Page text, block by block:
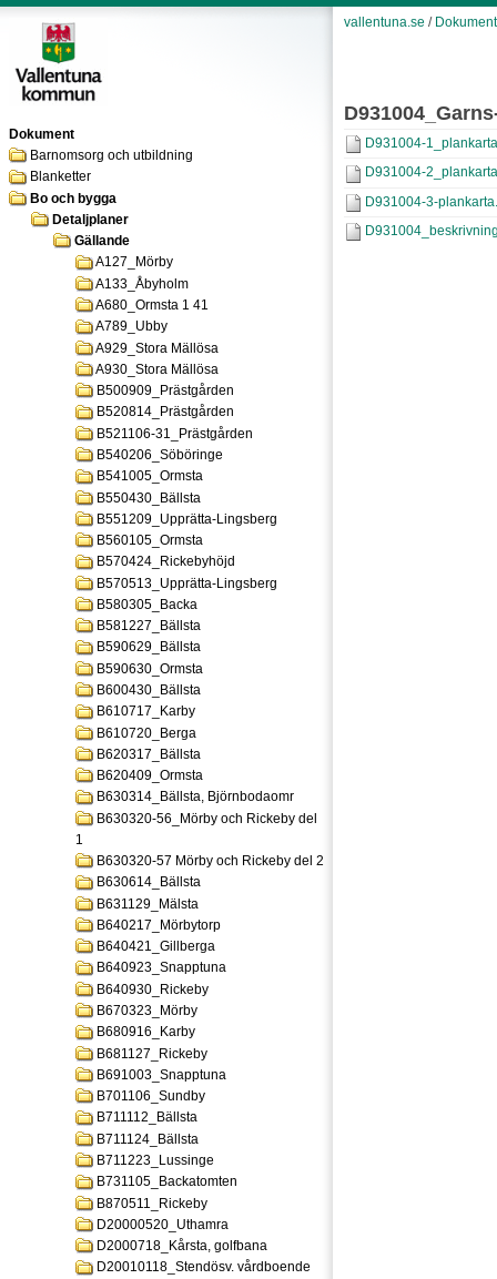
Dokument
Barnomsorg och utbildning
Blanketter
Bo och bygga
Detaljplaner
Gällande
A127_Mörby
A133_Åbyholm
A680_Ormsta 1 41
A789_Ubby
A929_Stora Mällösa
A930_Stora Mällösa
B500909_Prästgården
B520814_Prästgården
B521106-31_Prästgården
B540206_Söböringe
B541005_Ormsta
B550430_Bällsta
B551209_Upprätta-Lingsberg
B560105_Ormsta
B570424_Rickebyhöjd
B570513_Upprätta-Lingsberg
B580305_Backa
B581227_Bällsta
B590629_Bällsta
B590630_Ormsta
B600430_Bällsta
B610717_Karby
B610720_Berga
B620317_Bällsta
B620409_Ormsta
B630314_Bällsta, Björnbodaomr
B630320-56_Mörby och Rickeby del
1
B630320-57 Mörby och Rickeby del 2
B630614_Bällsta
B631129_Mälsta
B640217_Mörbytorp
B640421_Gillberga
B640923_Snapptuna
B640930_Rickeby
B670323_Mörby
B680916_Karby
B681127_Rickeby
B691003_Snapptuna
B701106_Sundby
B711112_Bällsta
B711124_Bällsta
B711223_Lussinge
B731105_Backatomten
B870511_Rickeby
D20000520_Uthamra
D2000718_Kårsta, golfbana
D20010118_Stendösv. vårdboende
vallentuna.se / Dokument
D931004-
D931004-
D931004-3-